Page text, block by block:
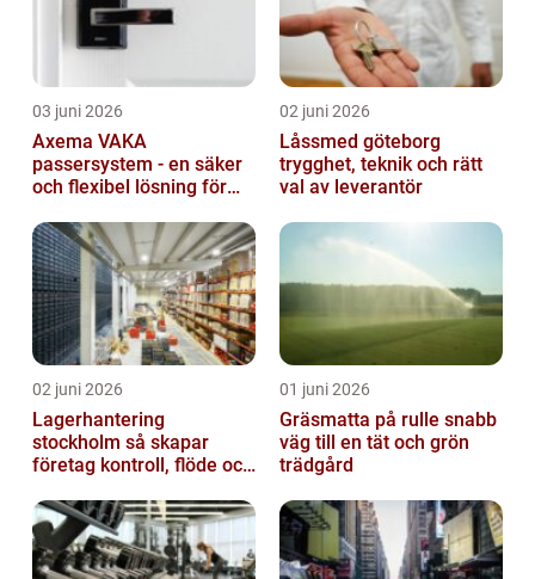
03 juni 2026
Axema VAKA
passersystem - en säker
och flexibel lösning för
02 juni 2026
Låssmed göteborg
trygghet, teknik och rätt
val av leverantör
02 juni 2026
Lagerhantering
stockholm så skapar
företag kontroll, flöde och
01 juni 2026
Gräsmatta på rulle snabb
väg till en tät och grön
trädgård